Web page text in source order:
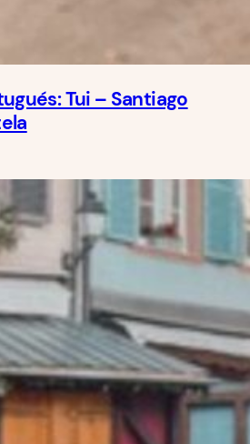
Tui – Santiago